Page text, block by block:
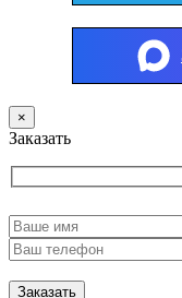
×
Заказать